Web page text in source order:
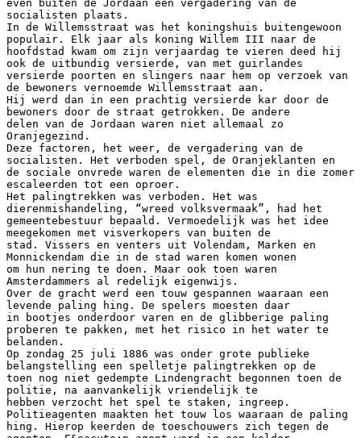
even buiten de Jordaan een vergadering van de
socialisten plaats.
In de Willemsstraat was het koningshuis buitengewoon
populair. Elk jaar als koning Willem III naar de
hoofdstad kwam om zijn verjaardag te vieren deed hij
ook de uitbundig versierde, van met guirlandes
versierde poorten en slingers naar hem op verzoek van
de bewoners vernoemde Willemsstraat aan.
Hij werd dan in een prachtig versierde kar door de
bewoners door de straat getrokken. De andere
delen van de Jordaan waren niet allemaal zo
Oranjegezind.
Deze factoren, het weer, de vergadering van de
socialisten. Het verboden spel, de Oranjeklanten en
de sociale onvrede waren de elementen die in die zomer
escaleerden tot een oproer.
Het palingtrekken was verboden. Het was
dierenmishandeling, “wreed volksvermaak”, had het
gemeentebestuur bepaald. Vermoedelijk was het idee
meegekomen met visverkopers van buiten de
stad. Vissers en venters uit Volendam, Marken en
Monnickendam die in de stad waren komen wonen
om hun nering te doen. Maar ook toen waren
Amsterdammers al redelijk eigenwijs.
Over de gracht werd een touw gespannen waaraan een
levende paling hing. De spelers moesten daar
in bootjes onderdoor varen en de glibberige paling
proberen te pakken, met het risico in het water te
belanden.
Op zondag 25 juli 1886 was onder grote publieke
belangstelling een spelletje palingtrekken op de
toen nog niet gedempte Lindengracht begonnen toen de
politie, na aanvankelijk vriendelijk te
hebben verzocht het spel te staken, ingreep.
Politieagenten maakten het touw los waaraan de paling
hing. Hierop keerden de toeschouwers zich tegen de